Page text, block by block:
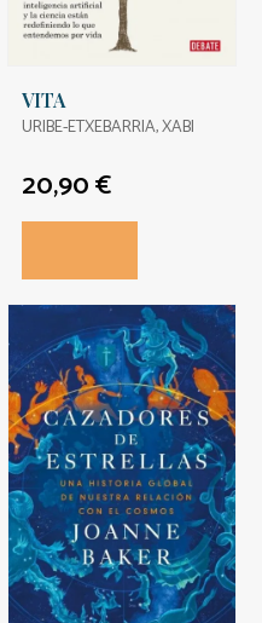
VITA
URIBE-ETXEBARRIA, XABI
20,90 €